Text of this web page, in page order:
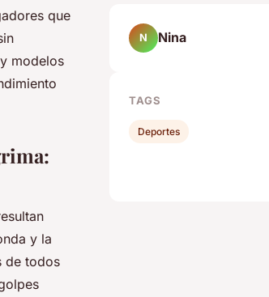
que
modelos
y la
de todos
N Nina
TAGS
Deportes